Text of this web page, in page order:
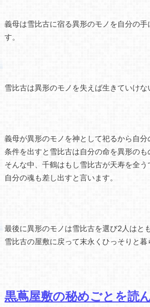
義母は雪比古に宿る異形のモノを自分の手
す。
雪比古は異形のモノを失えば生きていけな
義母が異形のモノを神として祀るから自分
条件を出すと雪比古は自分の命を異形の
そんな中、千鶴はもし雪比古が天寿を全う
自分の魂も差し出すと言います。
最後に異形のモノは雪比古を選び2人はと
雪比古の屋敷に戻って末永くひっそりと暮
黒蔦屋敷の秘めごとを読